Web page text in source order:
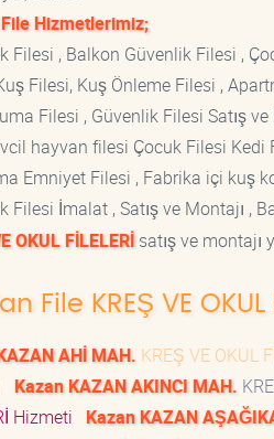
Hizmetlerimiz;
Filesi , Balkon Güvenlik Filesi ,
Filesi, Kuş Önleme Filesi ,
Filesi , Güvenlik Filesi Satış
hayvan filesi Çocuk Filesi Kedi
Emniyet Filesi , Fabrika içi kuş
Filesi İmalat , Satış ve Montajı ,
OKUL FİLELERİ satış ve montajı
File KREŞ VE
AHİ MAH. KREŞ VE OKUL
Kazan KAZAN AKINCI MAH.
Hizmeti
Kazan KAZAN